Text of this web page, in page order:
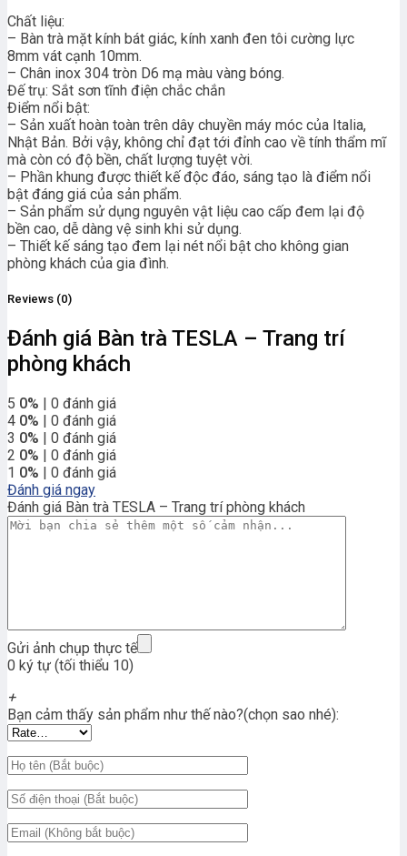
Chất liệu:
– Bàn trà mặt kính bát giác, kính xanh đen tôi cường lực
8mm vát cạnh 10mm.
– Chân inox 304 tròn D6 mạ màu vàng bóng.
Đế trụ: Sắt sơn tĩnh điện chắc chắn
Điểm nổi bật:
– Sản xuất hoàn toàn trên dây chuyền máy móc của Italia,
Nhật Bản. Bởi vậy, không chỉ đạt tới đỉnh cao về tính thẩm mĩ
mà còn có độ bền, chất lượng tuyệt vời.
– Phần khung được thiết kế độc đáo, sáng tạo là điểm nổi
bật đáng giá của sản phẩm.
– Sản phẩm sử dụng nguyên vật liệu cao cấp đem lại độ
bền cao, dễ dàng vệ sinh khi sử dụng.
– Thiết kế sáng tạo đem lại nét nổi bật cho không gian
phòng khách của gia đình.
Reviews (0)
Đánh giá Bàn trà TESLA – Trang trí
phòng khách
5 0% | 0 đánh giá
4 0% | 0 đánh giá
3 0% | 0 đánh giá
2 0% | 0 đánh giá
1 0% | 0 đánh giá
Đánh giá ngay
Đánh giá Bàn trà TESLA – Trang trí phòng khách
Gửi ảnh chụp thực tế
0 ký tự (tối thiểu 10)
+
Bạn cảm thấy sản phẩm như thế nào?(chọn sao nhé):